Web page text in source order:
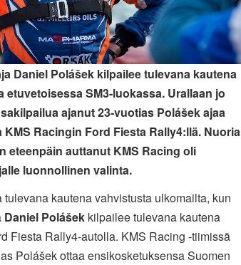
Daniel Polášek kilpailee tulevana kautena
etuvetoisessa SM3-luokassa. Urallaan jo
ajanut 23-vuotias Polášekajaa
Racingin Ford Fiesta Rally4:llä. Nuoria
eteenpäin auttanut KMS Racing oli
luonnollinen valinta.
kautena vahvistusta ulkomailta, kun
Daniel Polášekkilpailee tulevana kautena
Fiesta Rally4-autolla. KMS Racing -tiimissä
Polášek ottaa ensikosketuksensa Suomen